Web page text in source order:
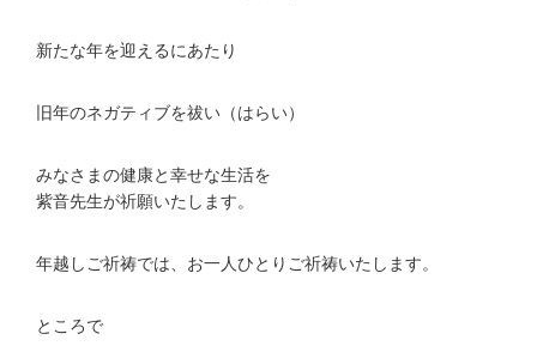
新たな年を迎えるにあたり
旧年のネガティブを祓い（はらい）
みなさまの健康と幸せな生活を
紫音先生が祈願いたします。
年越しご祈祷では、お一人ひとりご祈祷いたします。
ところで